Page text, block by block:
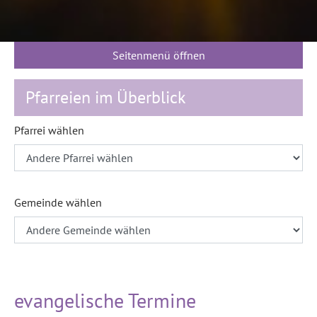
Seitenmenü öffnen
Pfarreien im Überblick
Pfarrei wählen
Gemeinde wählen
evangelische Termine